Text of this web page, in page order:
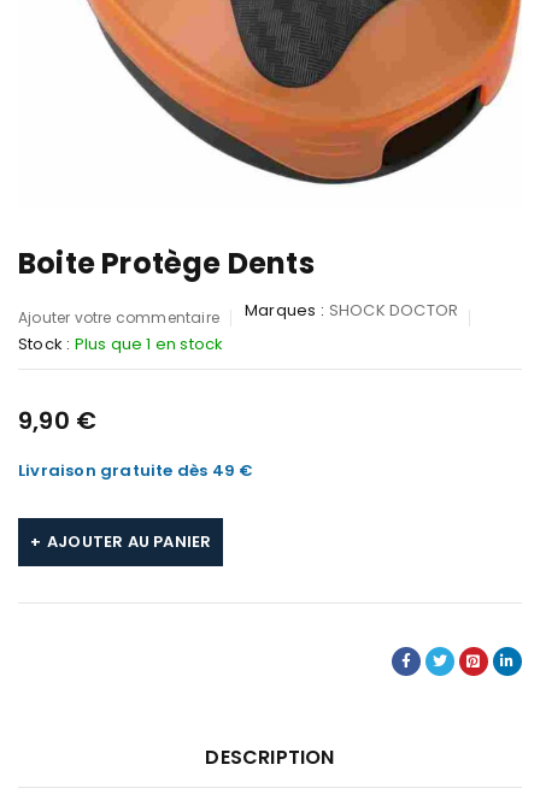
Boite Protège Dents
Ajouter votre commentaire Marques : SHOCK DOCTOR
Stock : Plus que 1 en stock
9,90 €
Livraison gratuite dès 49 €
AJOUTER AU PANIER
DESCRIPTION